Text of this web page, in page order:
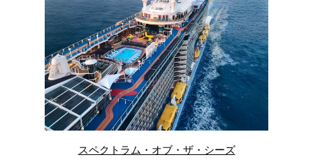
スペクトラム・オブ・ザ・シーズ